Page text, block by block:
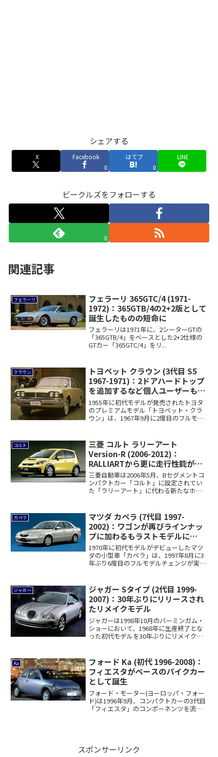
シェアする
X
Facebook
0
はてブ
0
LINE
ビークルズをフォローする
0
関連記事
フェラーリ
フェラーリ 365GTC/4 (1971-
1972)：365GTB/4の2+2版として
誕生したものの短命に
フェラーリは1971年に、2シーターGTの
「365GTB/4」をベースとした2+2仕様の
GTカー「365GTC/4」をリ...
クラウン
トヨペット クラウン (3代目 S5
1967-1971)：2ドアハードトップ
を追加するなど個人ユーザーも重
視
1955年に初代モデルが発売されたトヨタ
のプレミアムモデル「トヨペット・クラ
ウン」は、1967年9月に2度目のフルモデ
コルト
三菱 コルト ラリーアート
Version-R (2006-2012)：
RALLIARTから更に走行性能が向
上したホットハッチ [Z27AG]
三菱自動車は2006年5月、Bセグメントコ
ンパクトカー「コルト」に設定されてい
た「ラリーアート」に代わる新たなホッ
カペラ
マツダ カペラ (7代目 1997-
2002)：ワゴンが再びラインナッ
プに加わるもラストモデルに
[GF/GW]
1970年に初代モデルがデビューしたマツ
ダの小型車「カペラ」は、1997年8月に3
年ぶり6度目のフルモデルチェンジが実
ジャガー
ジャガー Sタイプ (2代目 1999-
2007)：30年ぶりにリリースされ
たリメイクモデル
ジャガーは1998年10月のバーミンガム・
ショーにおいて、1968年に生産終了とな
った初代モデルを30年ぶりにリメイク
Ka
フォード Ka (初代 1996-2008)：
フィエスタがベースのパイクカー
として誕生
フォード・モーター(ヨーロッパ・フォー
ド)は1996年9月、コンパクトカーの3代目
「フィエスタ」のコンポーネンツを流用
スポンサーリンク